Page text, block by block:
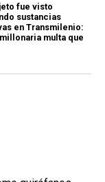
fue visto
sustancias
en Transmilenio:
multa que